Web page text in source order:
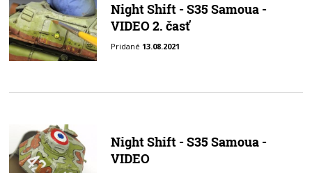
Night Shift - S35 Samoua -
VIDEO 2. časť
Pridané 13.08.2021
Night Shift - S35 Samoua -
VIDEO